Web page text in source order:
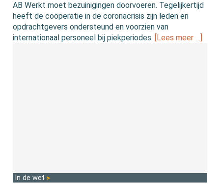
AB Werkt moet bezuinigingen doorvoeren. Tegelijkertijd
heeft de coöperatie in de coronacrisis zijn leden en
opdrachtgevers ondersteund en voorzien van
internationaal personeel bij piekperiodes.
[Lees meer …]
In de wet